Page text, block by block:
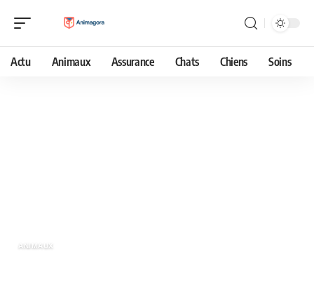
Actu Animaux Assurance Chats Chiens Soins
ANIMAUX